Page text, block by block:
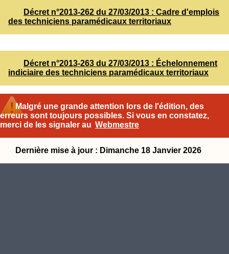
Décret n°2013-262 du 27/03/2013 : Cadre d'emplois
des techniciens paramédicaux territoriaux
Décret n°2013-263 du 27/03/2013 : Échelonnement
indiciaire des techniciens paramédicaux territoriaux
Malgré une grande attention lors de l'édition, des
erreurs sont toujours possibles. Si vous en constatez,
merci de les signaler au Webmestre
Dernière mise à jour : Dimanche 18 Janvier 2026